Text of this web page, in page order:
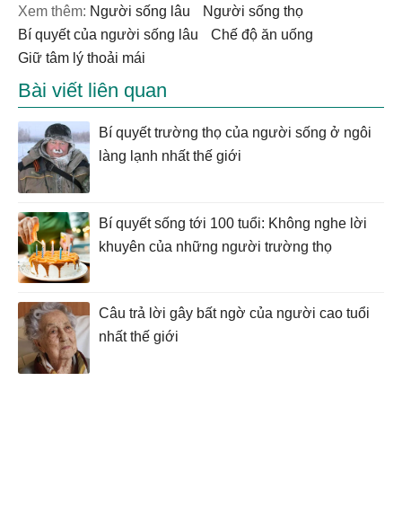
Xem thêm: người sống lâu
người sống thọ
bí quyết của người sống lâu
chế độ ăn uống
giữ tâm lý thoải mái
Bài viết liên quan
Bí quyết trường thọ của người sống ở ngôi
làng lạnh nhất thế giới
Bí quyết sống tới 100 tuổi: Không nghe lời
khuyên của những người trường thọ
Câu trả lời gây bất ngờ của người cao tuổi
nhất thế giới